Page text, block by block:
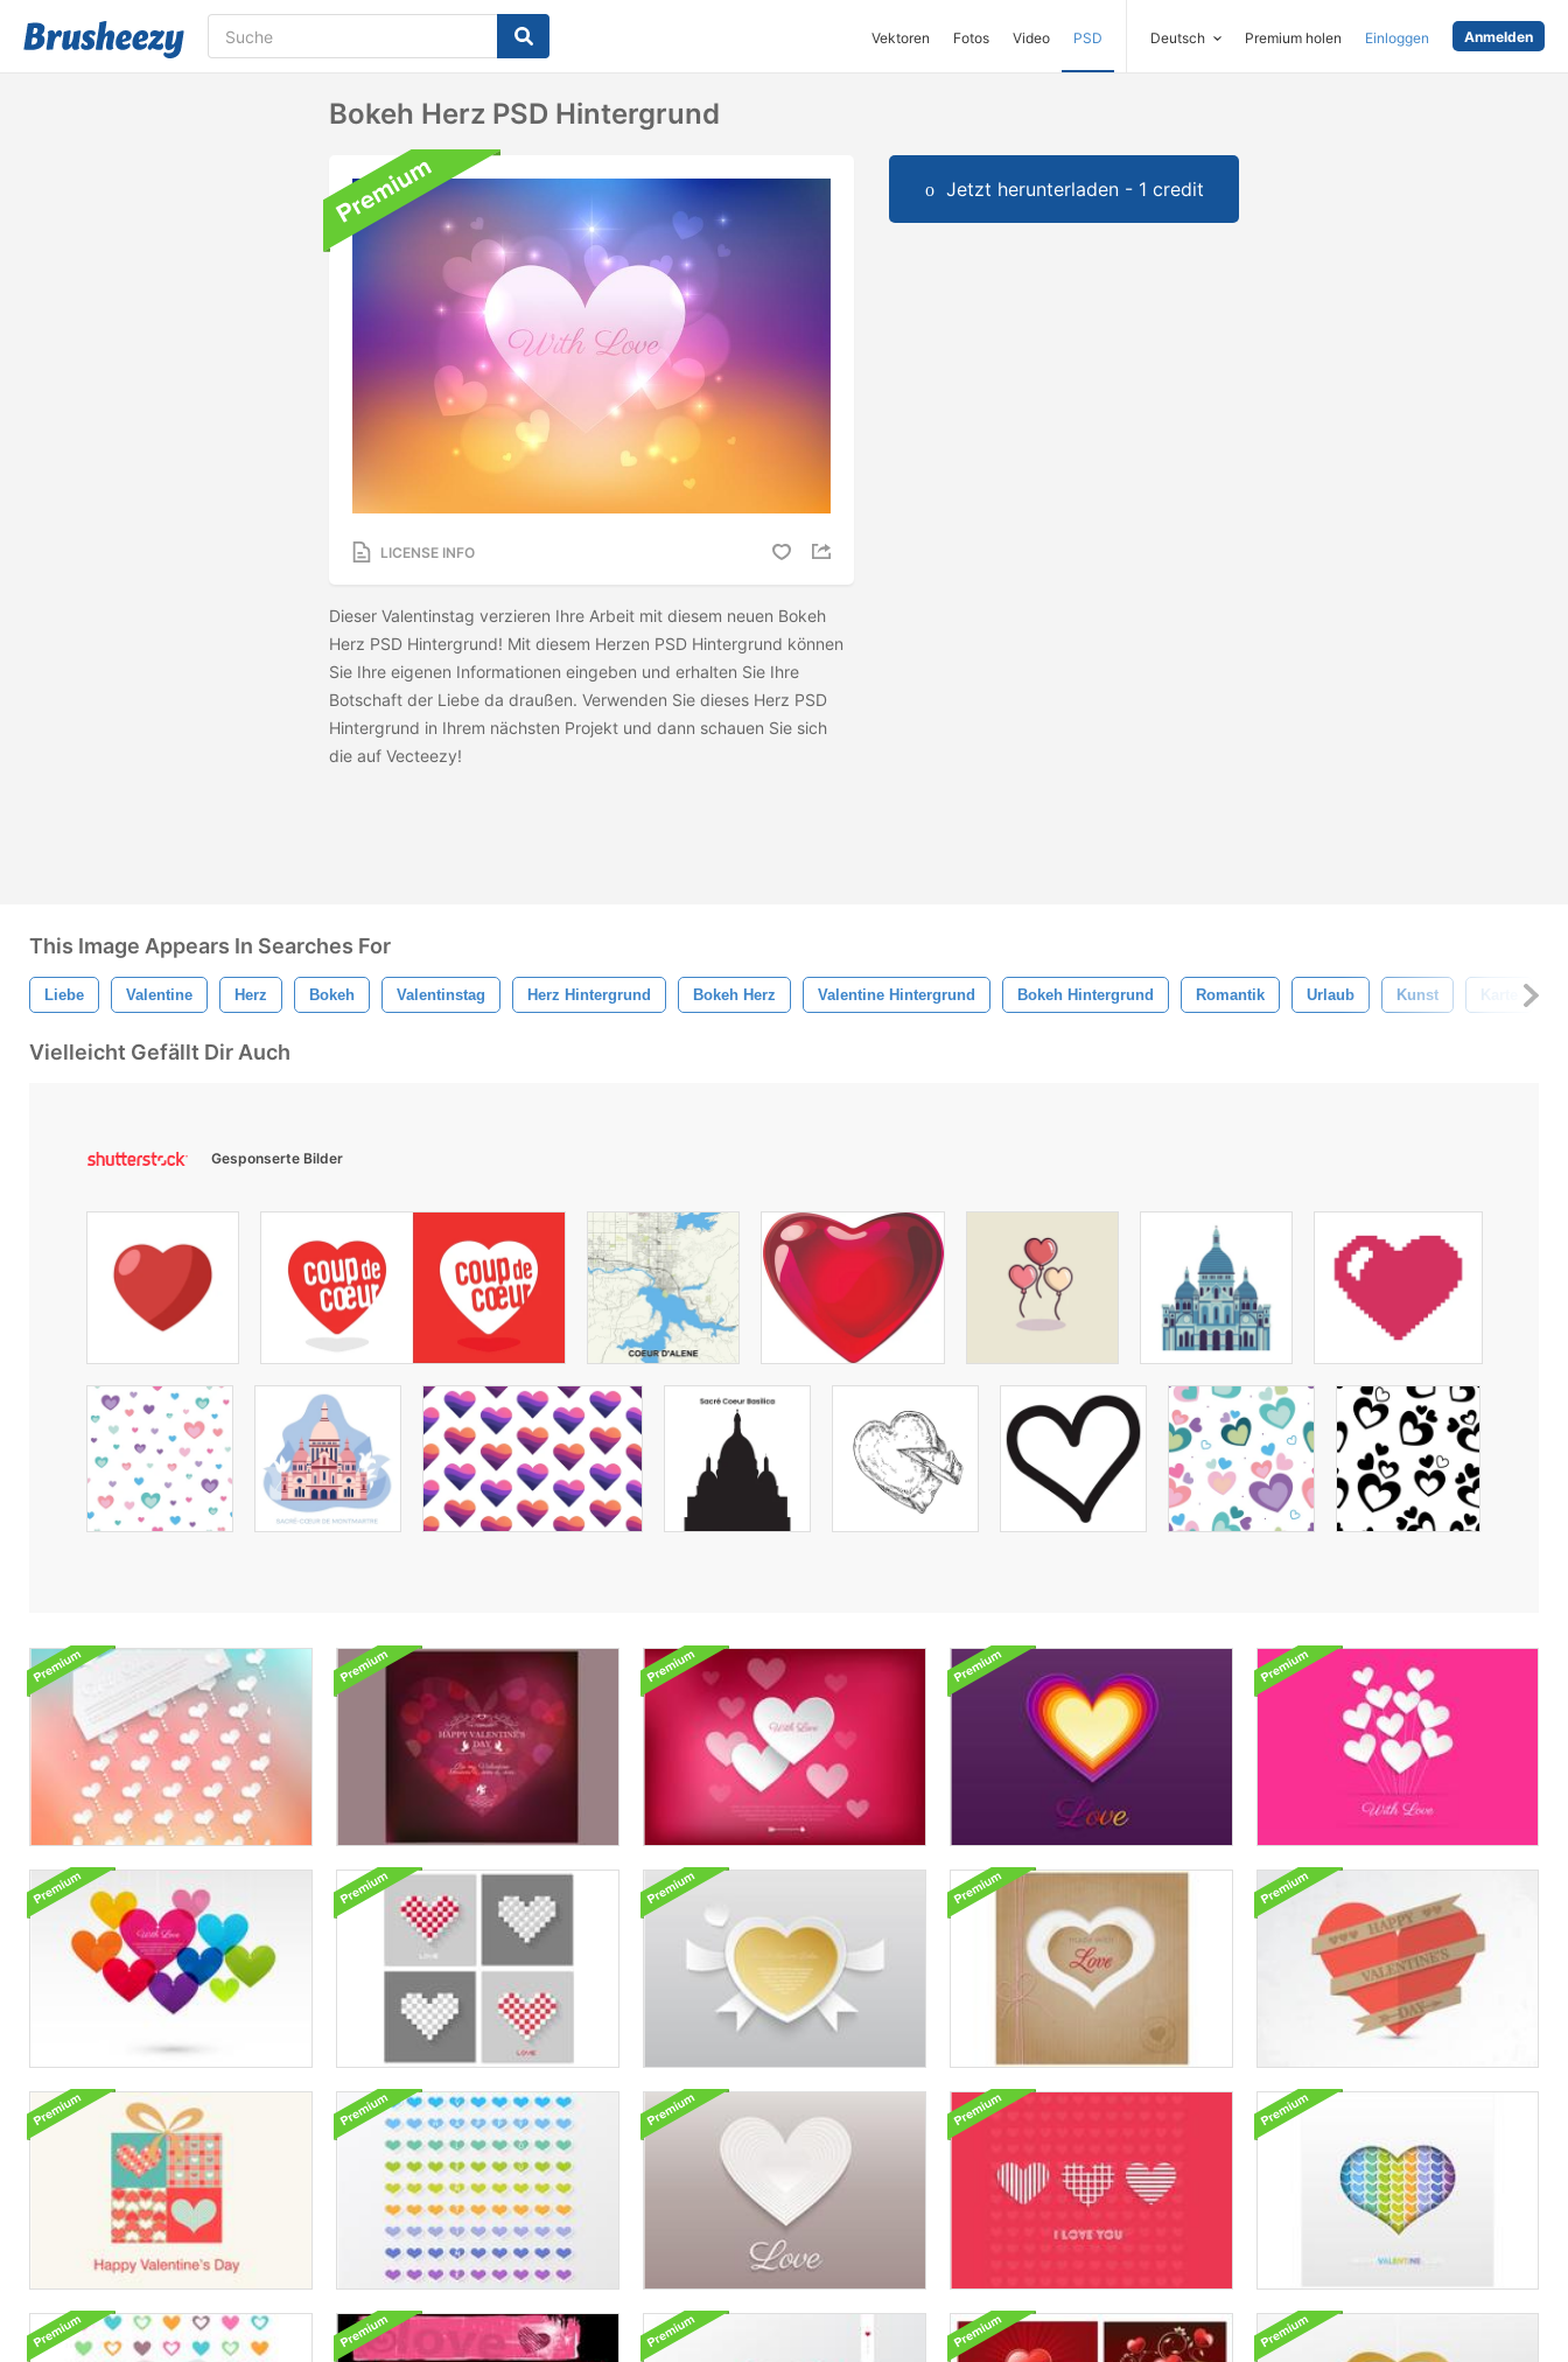
Vektoren Fotos Video PSD Deutsch Premium holen Einloggen Anmelden
Bokeh Herz PSD Hintergrund
LICENSE INFO
Dieser Valentinstag verzieren Ihre Arbeit mit diesem neuen Bokeh
Herz PSD Hintergrund! Mit diesem Herzen PSD Hintergrund können
Sie Ihre eigenen Informationen eingeben und erhalten Sie Ihre
Botschaft der Liebe da draußen. Verwenden Sie dieses Herz PSD
Hintergrund in Ihrem nächsten Projekt und dann schauen Sie sich
die auf Vecteezy!
Jetzt herunterladen - 1 credit
This Image Appears In Searches For
Liebe Valentine Herz Bokeh Valentinstag Herz Hintergrund Bokeh Herz Valentine Hintergrund Bokeh Hintergrund Romantik Urlaub Kunst Karte
Vielleicht Gefällt Dir Auch
Gesponserte Bilder